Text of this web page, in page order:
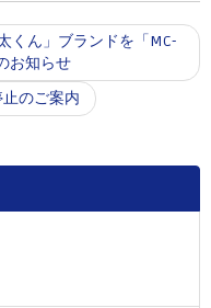
くん」ブランドを「MC-
お知らせ
のご案内